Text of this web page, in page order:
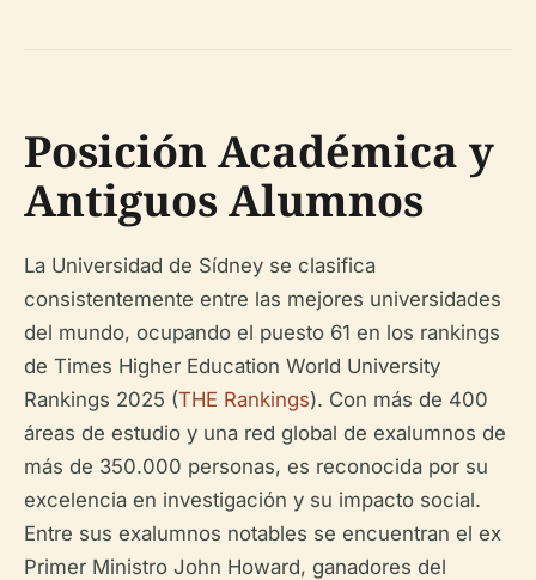
Posición Académica y
Antiguos Alumnos
La Universidad de Sídney se clasifica
consistentemente entre las mejores universidades
del mundo, ocupando el puesto 61 en los rankings
de Times Higher Education World University
Rankings 2025 (THE Rankings). Con más de 400
áreas de estudio y una red global de exalumnos de
más de 350.000 personas, es reconocida por su
excelencia en investigación y su impacto social.
Entre sus exalumnos notables se encuentran el ex
Primer Ministro John Howard, ganadores del